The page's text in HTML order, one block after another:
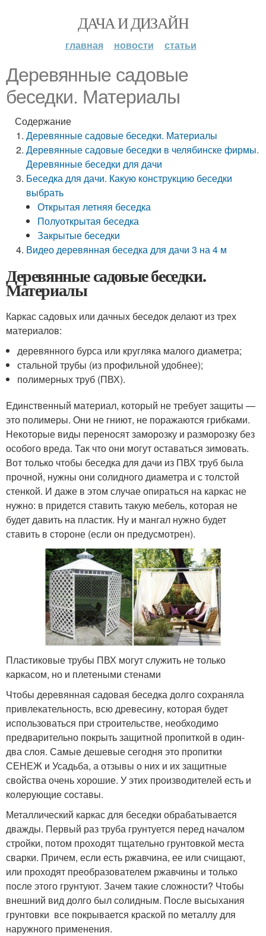
ДАЧА И ДИЗАЙН
главная новости статьи
Деревянные садовые
беседки. Материалы
Содержание
Деревянные садовые беседки. Материалы
Деревянные садовые беседки в челябинске фирмы.
Деревянные беседки для дачи
Беседка для дачи. Какую конструкцию беседки
выбрать
Открытая летняя беседка
Полуоткрытая беседка
Закрытые беседки
Видео деревянная беседка для дачи 3 на 4 м
Деревянные садовые беседки.
Материалы
Каркас садовых или дачных беседок делают из трех
материалов:
деревянного бурса или кругляка малого диаметра;
стальной трубы (из профильной удобнее);
полимерных труб (ПВХ).
Единственный материал, который не требует защиты —
это полимеры. Они не гниют, не поражаются грибками.
Некоторые виды переносят заморозку и разморозку без
особого вреда. Так что они могут оставаться зимовать.
Вот только чтобы беседка для дачи из ПВХ труб была
прочной, нужны они солидного диаметра и с толстой
стенкой. И даже в этом случае опираться на каркас не
нужно: в придется ставить такую мебель, которая не
будет давить на пластик. Ну и мангал нужно будет
ставить в стороне (если он предусмотрен).
Пластиковые трубы ПВХ могут служить не только
каркасом, но и плетеными стенами
Чтобы деревянная садовая беседка долго сохраняла
привлекательность, всю древесину, которая будет
использоваться при строительстве, необходимо
предварительно покрыть защитной пропиткой в один-
два слоя. Самые дешевые сегодня это пропитки
СЕНЕЖ и Усадьба, а отзывы о них и их защитные
свойства очень хорошие. У этих производителей есть и
колерующие составы.
Металлический каркас для беседки обрабатывается
дважды. Первый раз труба грунтуется перед началом
стройки, потом проходят тщательно грунтовкой места
сварки. Причем, если есть ржавчина, ее или счищают,
или проходят преобразователем ржавчины и только
после этого грунтуют. Зачем такие сложности? Чтобы
внешний вид долго был солидным. После высыхания
грунтовки все покрывается краской по металлу для
наружного применения.